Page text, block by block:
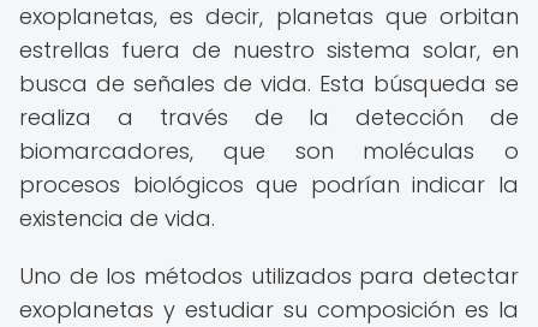
exoplanetas, es decir, planetas que orbitan
estrellas fuera de nuestro sistema solar, en
busca de señales de vida. Esta búsqueda se
realiza a través de la detección de
biomarcadores, que son moléculas o
procesos biológicos que podrían indicar la
existencia de vida.
Uno de los métodos utilizados para detectar
exoplanetas y estudiar su composición es la